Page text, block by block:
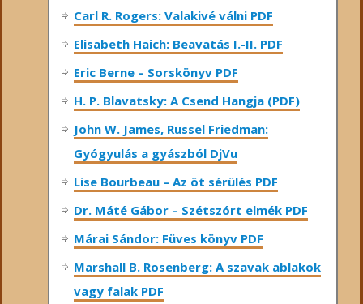
Carl R. Rogers: Valakivé válni PDF
Elisabeth Haich: Beavatás I.-II. PDF
Eric Berne – Sorskönyv PDF
H. P. Blavatsky: A Csend Hangja (PDF)
John W. James, Russel Friedman:
Gyógyulás a gyászból DjVu
Lise Bourbeau – Az öt sérülés PDF
Dr. Máté Gábor – Szétszórt elmék PDF
Márai Sándor: Füves könyv PDF
Marshall B. Rosenberg: A szavak ablakok
vagy falak PDF